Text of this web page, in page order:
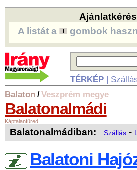
A listát a
gombok
TÉRKÉP| Szállás
Balaton /Veszprém megye
Balatonalmádi
Káptalanfüred
Balatonalmádiban: Szállás -
Balatoni